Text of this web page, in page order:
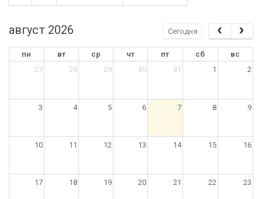
август 2026 Сегодня
пн вт ср чт пт сб
вс
27
28 29 30 31 1 2
3 4 5 6 7 8 9
10 11 12 13 14 15 16
17 18 19 20 21 22 23